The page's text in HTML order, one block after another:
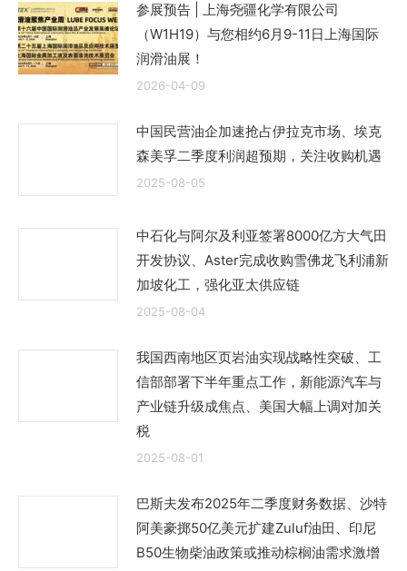
参展预告 | 上海尧疆化学有限公司
（W1H19）与您相约6月9-11日上海国际
润滑油展！
2026-04-09
中国民营油企加速抢占伊拉克市场、埃克
森美孚二季度利润超预期，关注收购机遇
2025-08-05
中石化与阿尔及利亚签署8000亿方大气田
开发协议、Aster完成收购雪佛龙飞利浦新
加坡化工，强化亚太供应链
2025-08-04
我国西南地区页岩油实现战略性突破、工
信部部署下半年重点工作，新能源汽车与
产业链升级成焦点、美国大幅上调对加关
税
2025-08-01
巴斯夫发布2025年二季度财务数据、沙特
阿美豪掷50亿美元扩建Zuluf油田、印尼
B50生物柴油政策或推动棕榈油需求激增